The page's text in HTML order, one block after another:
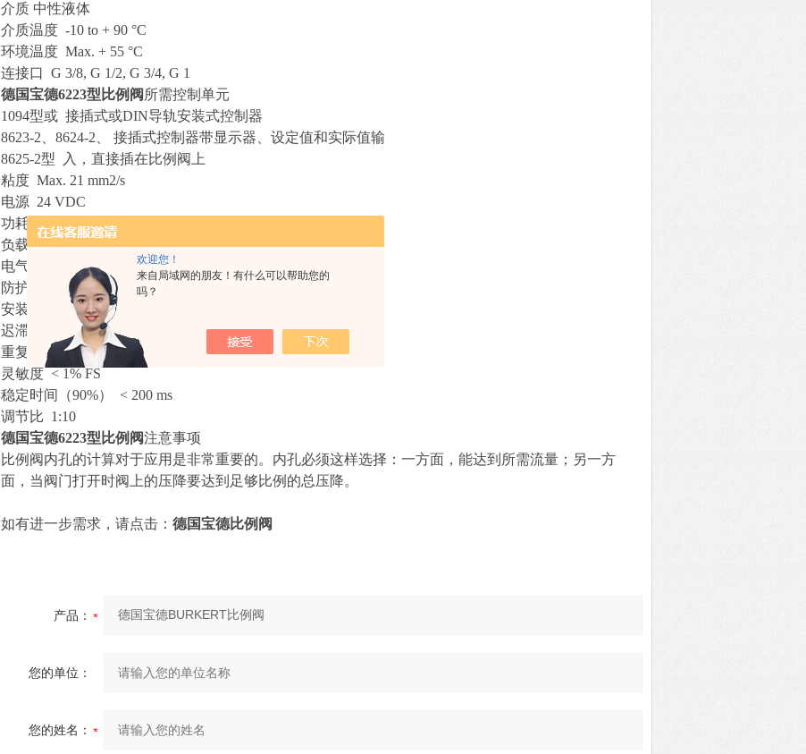
欢迎您！
来自局域网的朋友！有什么可以帮助您的
吗？
介质 中性液体
介质温度 -10 to + 90 °C
环境温度 Max. + 55 °C
连接口 G 3/8, G 1/2, G 3/4, G 1
德国宝德6223型比例阀 所需控制单元
1094型或 接插式或DIN导轨安装式控制器
8623-2、8624-2、 接插式控制器带显示器、设定值和实际值输
8625-2型 入，直接插在比例阀上
粘度 Max. 21 mm2/s
电源 24 VDC
功耗 参见订货表
负载周期 100%连续工作
电气连接 DIN 43650 A型插头
防护等级 控制器或电缆插座插好时IP 65
安装 可根据需要安装，执行机构朝上
迟滞 < 5%
重复性 < 1% FS
灵敏度 < 1% FS
稳定时间（90%） < 200 ms
调节比 1:10
德国宝德6223型比例阀注意事项
比例阀内孔的计算对于应用是非常重要的。内孔必须这样选择：一方面，能达到所需流量；另一方
面，当阀门打开时阀上的压降要达到足够比例的总压降。
如有进一步需求，请点击： 德国宝德比例阀
产品：
您的单位：
您的姓名：